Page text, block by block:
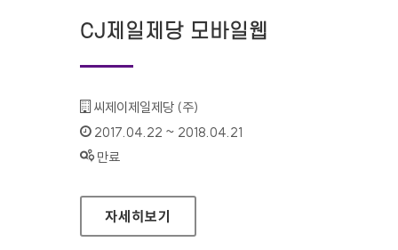
CJ제일제당 모바일웹
기관명 :
씨제이제일제당 (주)
인증기간 :
2017.04.22 ~ 2018.04.21
상태 :
만료
CJ제일제당 모바일웹
자세히보기